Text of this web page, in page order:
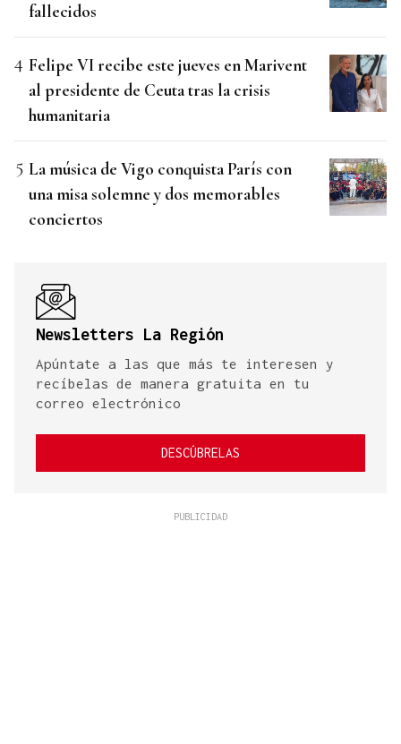
fallecidos
Felipe VI recibe este jueves en Marivent
al presidente de Ceuta tras la crisis
humanitaria
La música de Vigo conquista París con
una misa solemne y dos memorables
conciertos
Newsletters La Región
Apúntate a las que más te interesen y
recíbelas de manera gratuita en tu
correo electrónico
DESCÚBRELAS